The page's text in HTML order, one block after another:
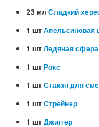
23 мл Сладкий
1 штАпельсиновая
1 штЛедяная сфера
1 штРокс
1 штСтакан для
1 штСтрейнер
1 штДжиггер